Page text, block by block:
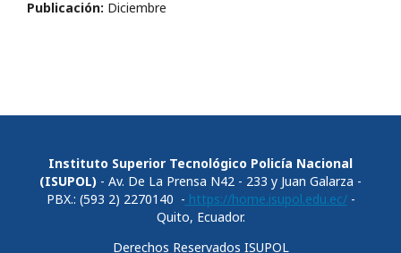
Publicación: Diciembre
Instituto Superior Tecnológico Policía Nacional
(ISUPOL) - Av. De La Prensa N42 - 233 y Juan Galarza -
PBX.: (593 2) 2270140 - https://home.isupol.edu.ec/-
Quito, Ecuador.
Derechos Reservados ISUPOL